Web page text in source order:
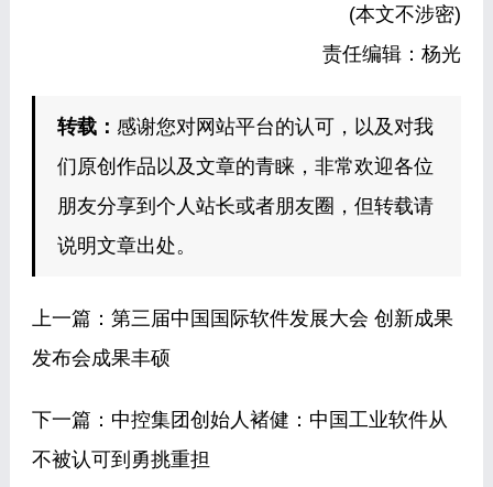
(本文不涉密)
责任编辑：杨光
转载： 感谢您对网站平台的认可，以及对我
们原创作品以及文章的青睐，非常欢迎各位
朋友分享到个人站长或者朋友圈，但转载请
说明文章出处。
上一篇： 第三届中国国际软件发展大会 创新成果
发布会成果丰硕
下一篇： 中控集团创始人褚健：中国工业软件从
不被认可到勇挑重担